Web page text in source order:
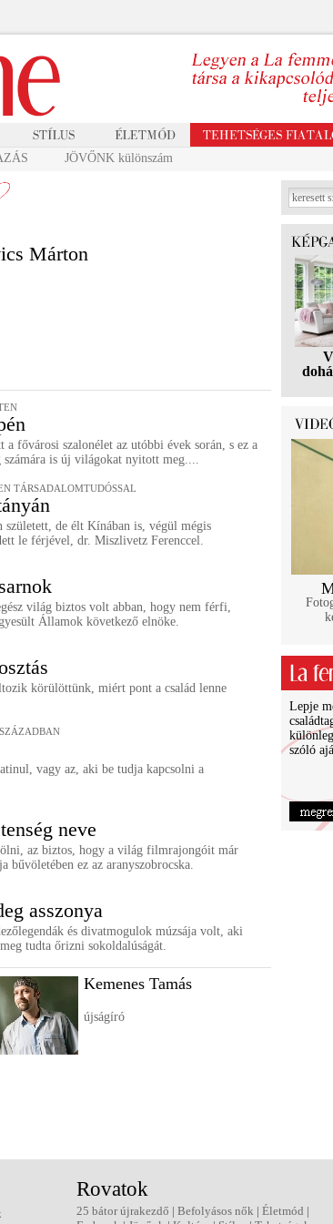
JÖVŐNK különszám
Márton
fővárosi szalonélet az utóbbi évek során, s ez a
számára is új világokat nyitott meg....
TÁRSADALOMTUDÓSSAL
született, de élt Kínában is, végül mégis
le férjével, dr. Miszlivetz Ferenccel.
világ biztos volt abban, hogy nem férfi,
Államok következő elnöke.
körülöttünk, miért pont a család lenne
vagy az, aki be tudja kapcsolni a
neve
az biztos, hogy a világ filmrajongóit már
bűvöletében ez az aranyszobrocska.
asszonya
és divatmogulok múzsája volt, aki
tudta őrizni sokoldalúságát.
Kemenes Tamás
újságíró
Lepje
szóló
Rovatok
25 bátor újrakezdő | Befolyásos nők | Életmód |